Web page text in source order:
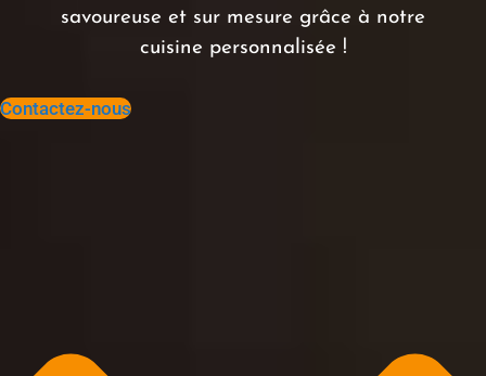
savoureuse et sur mesure grâce à notre
cuisine personnalisée !
Contactez-nous